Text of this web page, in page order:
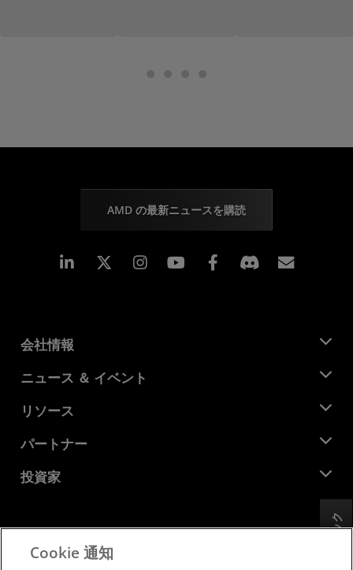
フィードバック
AMD の最新ニュースを購読
Linkedin Instagram Facebook
会社情報
AMD について
企業責任
キャリア
お問い合わせ
ニュース ＆ イベント
ニュースルーム
メディア ライブラリ
リソース
デベロッパー セントラル
ケース スタディ
パートナー
AMD パートナー ハブ
投資家
財務情報
取締役会
Cookie 通知